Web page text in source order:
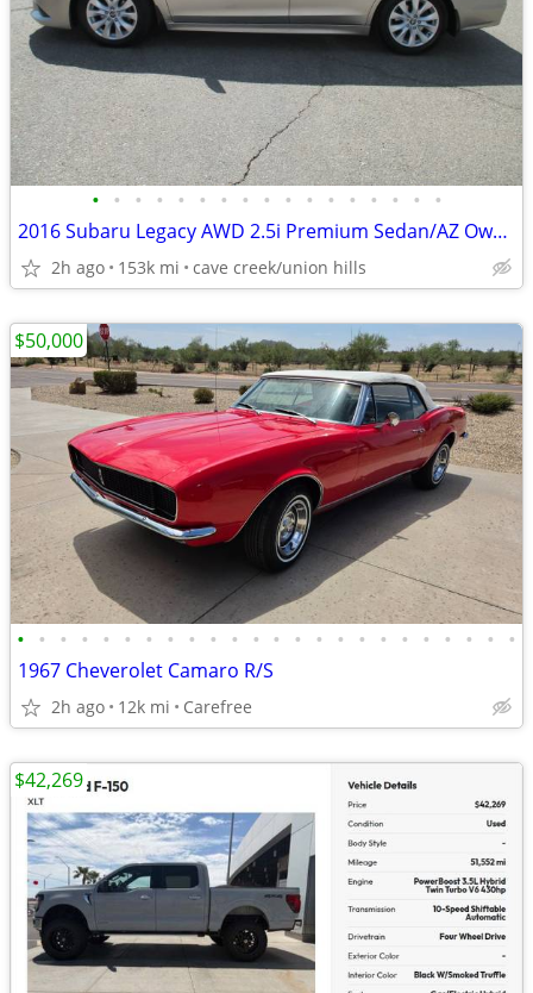
• • • • • • • • • • • • • • • • •
2016 Subaru Legacy AWD 2.5i Premium Sedan/AZ Owned/Gas Saver/Cold AC
2h ago 153k mi cave creek/union hills
• • • • • • • • • • • • • • • • • • • • • • • •
1967 Cheverolet Camaro R/S
2h ago 12k mi Carefree
$50,000
$42,269